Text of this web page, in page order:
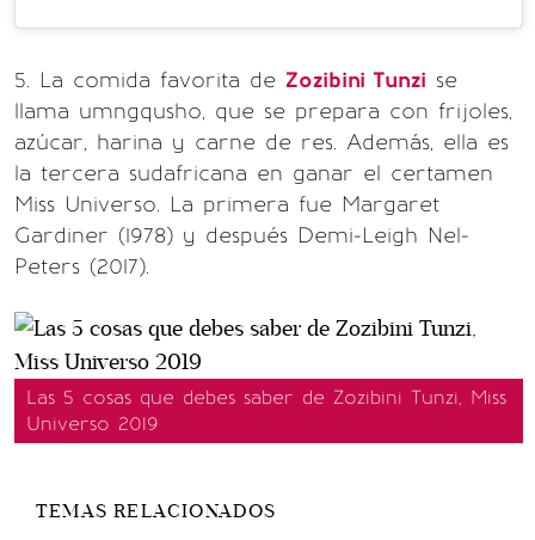
5. La comida favorita de Zozibini Tunzi se
llama umngqusho, que se prepara con frijoles,
azúcar, harina y carne de res. Además, ella es
la tercera sudafricana en ganar el certamen
Miss Universo. La primera fue Margaret
Gardiner (1978) y después Demi-Leigh Nel-
Peters (2017).
Las 5 cosas que debes saber de Zozibini Tunzi, Miss
Universo 2019
TEMAS RELACIONADOS